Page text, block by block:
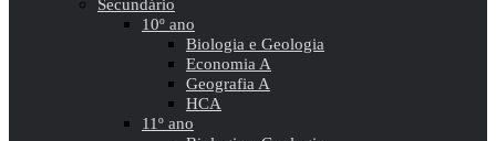
Secundário
10º ano
Biologia e Geologia
Economia A
Geografia A
HCA
11º ano